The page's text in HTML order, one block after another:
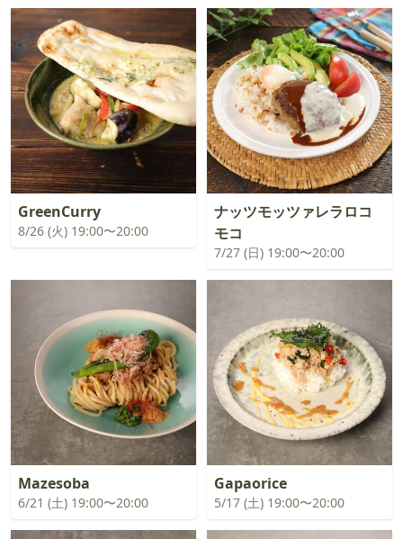
GreenCurry
8/26 (火) 19:00〜20:00
ナッツモッツァレラロコ
モコ
7/27 (日) 19:00〜20:00
Mazesoba
6/21 (土) 19:00〜20:00
Gapaorice
5/17 (土) 19:00〜20:00